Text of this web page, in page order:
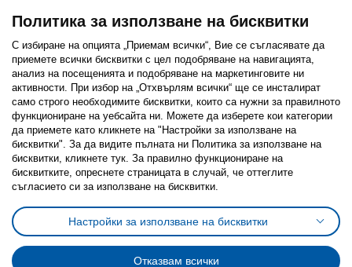
Последвайте ни:
FacebookTwitterYoutubePinterestInstagram
Политика за използване на бисквитки (Cookies)
Избор на настройки за използване на бисквитки
Условия за ползване на ikea.bgОбща политика за личните данни
Политика за защита на личните данни на ikea.bg
Общи условия на програма IKEA Family
Политика за използване на бисквитки
С избиране на опцията „Приемам всички“, Вие се съгласявате да
приемете всички бисквитки с цел подобряване на навигацията,
анализ на посещенията и подобряване на маркетинговите ни
активности. При избор на „Отхвърлям всички“ ще се инсталират
само строго необходимитe бисквитки, които са нужни за правилното
функциониране на уебсайта ни. Можете да изберете кои категории
да приемете като кликнете на "Настройки за използване на
бисквитки". За да видите пълната ни Политика за използване на
бисквитки, кликнете тук. За правилно функциониране на
бисквитките, опреснете страницата в случай, че оттеглите
съгласието си за използване на бисквитки.
Настройки за използване на бисквитки
Отказвам всички